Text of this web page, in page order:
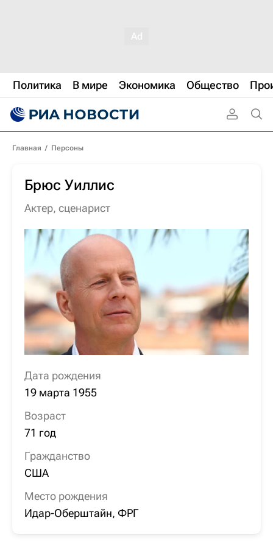
Политика В мире Экономика Общество
Главная / Персоны
Брюс Уиллис
актер, сценарист
Дата рождения
19 марта 1955
Возраст
71 год
Гражданство
США
Место рождения
Идар-Оберштайн, ФРГ